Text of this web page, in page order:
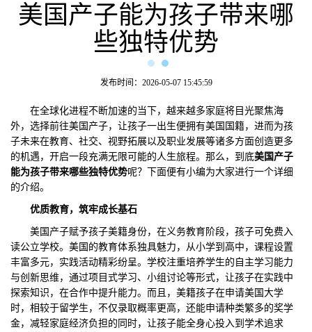
们
市
美国产子能为孩子带来哪
些独特优势
发布时间：2026-05-07 15:45:59
在全球化进程不断加速的当下，越来越多家庭将目光聚焦海
外，选择前往美国产子，让孩子一出生便拥有美国国籍，进而为孩
子未来在教育、社交、视野拓展以及职业发展等诸多方面创造更多
的机遇，开启一段充满无限可能的人生旅程。那么，到底美国产子
能为孩子带来哪些独特优势呢？下面便有小编为大家进行一个详细
的介绍。
优质教育，筑牢成长基石
美国产子赋予孩子美籍身份，在义务教育阶段，孩子可免费入
读公立学校。美国的教育体系独具魅力，从小学到高中，课程设置
丰富多元，实践活动精彩纷呈。学校注重培养学生的自主学习能力
与创新思维，通过项目式学习、小组讨论等形式，让孩子在实践中
探索知识，在合作中提升能力。而且，美籍孩子在申请美国大学
时，相较于留学生，不仅录取概率更高，还能申请种类繁多的奖学
金，减轻家庭经济负担的同时，让孩子能全身心投入到学术追求